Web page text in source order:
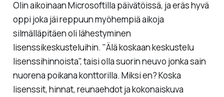
Olin aikoinaan Microsoftilla päivätöissä, ja eräs hyvä
oppi joka jäi reppuun myöhempiä aikoja
silmälläpitäen oli lähestyminen
lisenssikeskusteluihin. "Älä koskaan keskustelu
lisenssihinnoista", taisi olla suorin neuvo jonka sain
nuorena poikana konttorilla. Miksi en? Koska
lisenssit, hinnat, reunaehdot ja kokonaiskuva